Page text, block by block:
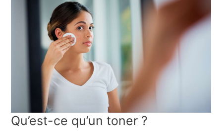
Qu’est-ce qu’un toner ?